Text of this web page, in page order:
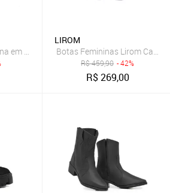
Bota Chelsea Feminina em Couro Preto e Sola Tratorada 24788FNP
LIROM
Botas Femininas Lirom Cano
R$459,90 - 42%
R$269,00